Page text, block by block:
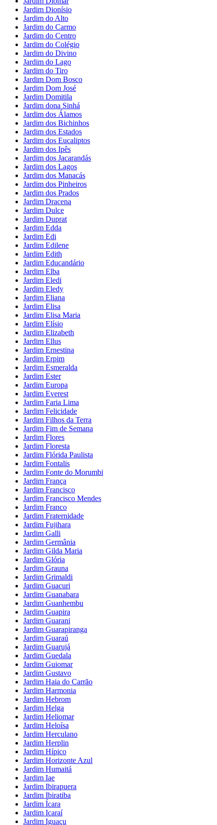
Jardim Dionísio
Jardim do Alto
Jardim do Carmo
Jardim do Centro
Jardim do Colégio
Jardim do Divino
Jardim do Lago
Jardim do Tiro
Jardim Dom Bosco
Jardim Dom José
Jardim Domitila
Jardim dona Sinhá
Jardim dos Álamos
Jardim dos Bichinhos
Jardim dos Estados
Jardim dos Eucaliptos
Jardim dos Ipês
Jardim dos Jacarandás
Jardim dos Lagos
Jardim dos Manacás
Jardim dos Pinheiros
Jardim dos Prados
Jardim Dracena
Jardim Dulce
Jardim Duprat
Jardim Edda
Jardim Edi
Jardim Edilene
Jardim Edith
Jardim Educandário
Jardim Elba
Jardim Eledi
Jardim Eledy
Jardim Eliana
Jardim Elisa
Jardim Elisa Maria
Jardim Elísio
Jardim Elizabeth
Jardim Ellus
Jardim Ernestina
Jardim Erpim
Jardim Esmeralda
Jardim Ester
Jardim Europa
Jardim Everest
Jardim Faria Lima
Jardim Felicidade
Jardim Filhos da Terra
Jardim Fim de Semana
Jardim Flores
Jardim Floresta
Jardim Flórida Paulista
Jardim Fontalis
Jardim Fonte do Morumbi
Jardim França
Jardim Francisco
Jardim Francisco Mendes
Jardim Franco
Jardim Fraternidade
Jardim Fujihara
Jardim Galli
Jardim Germânia
Jardim Gilda Maria
Jardim Glória
Jardim Grauna
Jardim Grimaldi
Jardim Guacuri
Jardim Guanabara
Jardim Guanhembu
Jardim Guapira
Jardim Guarani
Jardim Guarapiranga
Jardim Guaraú
Jardim Guarujá
Jardim Guedala
Jardim Guiomar
Jardim Gustavo
Jardim Haia do Carrão
Jardim Harmonia
Jardim Hebrom
Jardim Helga
Jardim Heliomar
Jardim Heloísa
Jardim Herculano
Jardim Herplin
Jardim Hípico
Jardim Horizonte Azul
Jardim Humaitá
Jardim Iae
Jardim Ibirapuera
Jardim Ibiratiba
Jardim Ícara
Jardim Icaraí
Jardim Iguaçu